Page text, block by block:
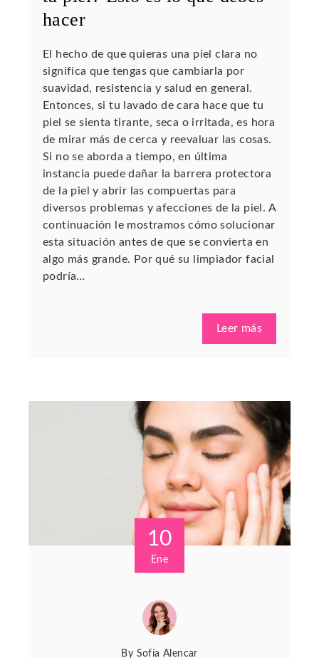
hacer
El hecho de que quieras una piel clara no
significa que tengas que cambiarla por
suavidad, resistencia y salud en general.
Entonces, si tu lavado de cara hace que tu
piel se sienta tirante, seca o irritada, es hora
de mirar más de cerca y reevaluar las cosas.
Si no se aborda a tiempo, en última
instancia puede dañar la barrera protectora
de la piel y abrir las compuertas para
diversos problemas y afecciones de la piel. A
continuación le mostramos cómo solucionar
esta situación antes de que se convierta en
algo más grande. Por qué su limpiador facial
podría…
Leer más
10
Ene
By Sofía Alencar